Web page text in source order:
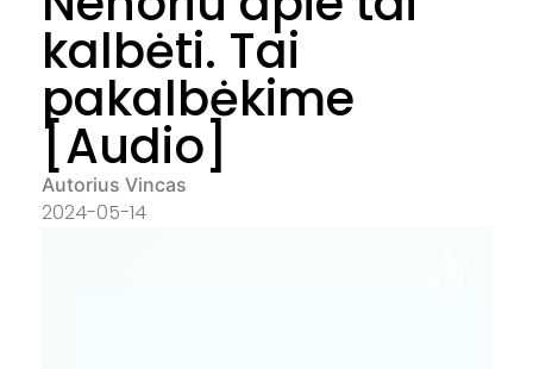
kalbėti. Tai
pakalbėkime
[Audio]
Autorius Vincas
2024-05-14